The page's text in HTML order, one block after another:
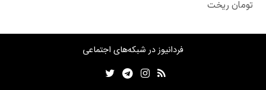
فردانیوز در شبکه‌های اجتماعی